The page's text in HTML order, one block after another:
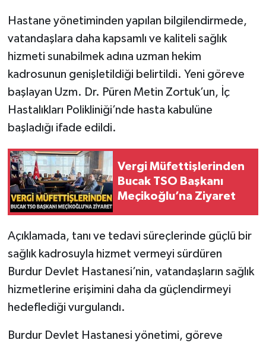
Hastane yönetiminden yapılan bilgilendirmede,
vatandaşlara daha kapsamlı ve kaliteli sağlık
hizmeti sunabilmek adına uzman hekim
kadrosunun genişletildiği belirtildi. Yeni göreve
başlayan Uzm. Dr. Püren Metin Zortuk’un, İç
Hastalıkları Polikliniği’nde hasta kabulüne
başladığı ifade edildi.
Vergi Müfettişlerinden
Bucak TSO Başkanı
Meçikoğlu’na Ziyaret
Açıklamada, tanı ve tedavi süreçlerinde güçlü bir
sağlık kadrosuyla hizmet vermeyi sürdüren
Burdur Devlet Hastanesi’nin, vatandaşların sağlık
hizmetlerine erişimini daha da güçlendirmeyi
hedeflediği vurgulandı.
Burdur Devlet Hastanesi yönetimi, göreve